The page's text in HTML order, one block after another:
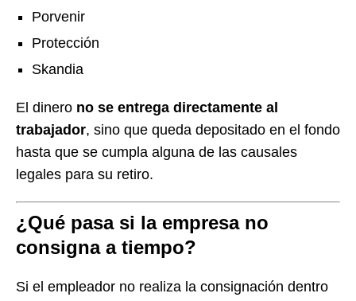
Porvenir
Protección
Skandia
El dinero no se entrega directamente al
trabajador, sino que queda depositado en el fondo
hasta que se cumpla alguna de las causales
legales para su retiro.
¿Qué pasa si la empresa no
consigna a tiempo?
Si el empleador no realiza la consignación dentro